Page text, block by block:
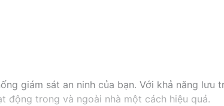
giám sát an ninh của bạn. Với khả năng lưu
động trong và ngoài nhà một cách hiệu quả.